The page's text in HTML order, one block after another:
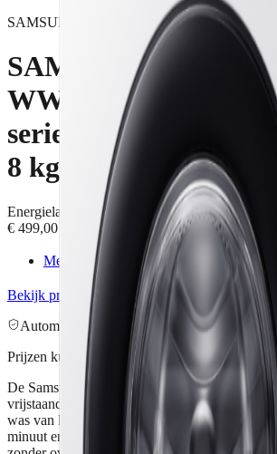
SAMSUNG
SAMSUNG
serie - Wasmachine
8 kg - 1400 rpm - 72
Energielabel 8 kg rpmStoomfunctie
€ 499,00
MediaMarkt Enige aanbieder € 499,00
Bekijk product
Automatisch gecheckt ·
retailer
Prijzen kunnen variëren. Klik voor de actuele
De Samsung EcoBubble 5000-serie
vrijstaande voorlader met 8 kg vulgewicht,
was van kleine tot middelgrote huishoudens.
minuut en een geluidsniveau van 72 dB